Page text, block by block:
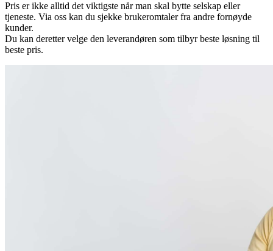
Pris er ikke alltid det viktigste når man skal bytte selskap eller
tjeneste. Via oss kan du sjekke brukeromtaler fra andre fornøyde
kunder.
Du kan deretter velge den leverandøren som tilbyr beste løsning til
beste pris.